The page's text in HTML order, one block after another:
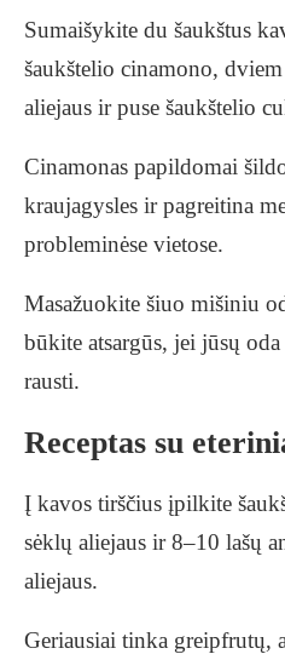
Sumaišykite du šaukštus
šaukštelio cinamono,
aliejaus ir puse šaukštelio
Cinamonas papildomai
kraujagysles ir pagreitina
probleminėse vietose.
Masažuokite šiuo mišiniu
būkite atsargūs, jei jūsų
rausti.
Receptas su
Į kavos tirščius įpilkite
sėklų aliejaus ir 8–10 lašų
aliejaus.
Geriausiai tinka greipfrutų,